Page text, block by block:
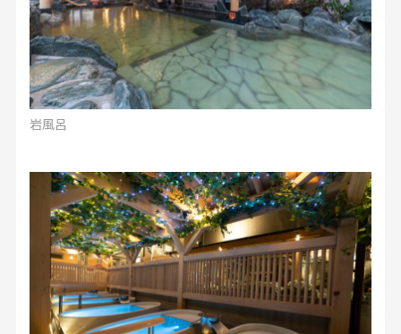
岩風呂